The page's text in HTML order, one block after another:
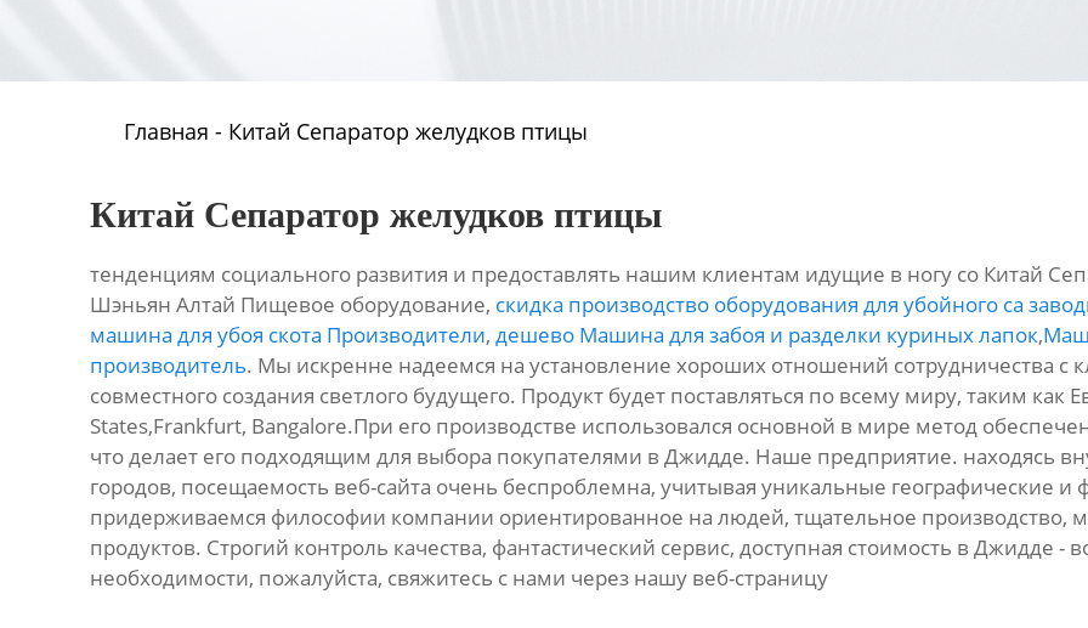
Главная - Китай Сепаратор желудков птицы
Китай Сепаратор желудков птицы
тенденциям социального развития и предоставлять нашим клиентам идущие в ногу со Китай
Шэньян Алтай Пищевое оборудование, скидка производство оборудования для убойного са
машина для убоя скота Производители, дешево Машина для забоя и разделки куриных лапок,
производитель. Мы искренне надеемся на установление хороших отношений сотрудничества с
совместного создания светлого будущего. Продукт будет поставляться по всему миру, таким как
States,Frankfurt, Bangalore.При его производстве использовался основной в мире метод
что делает его подходящим для выбора покупателями в Джидде. Наше предприятие. находясь
городов, посещаемость веб-сайта очень беспроблемна, учитывая уникальные географические
придерживаемся философии компании ориентированное на людей, тщательное производство,
продуктов. Строгий контроль качества, фантастический сервис, доступная стоимость в Джидде -
необходимости, пожалуйста, свяжитесь с нами через нашу веб-страницу